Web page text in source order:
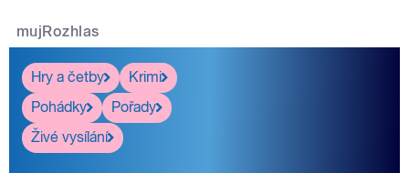
mujRozhlas
Hry a četby
Krimi
Pohádky
Pořady
Živé vysílání